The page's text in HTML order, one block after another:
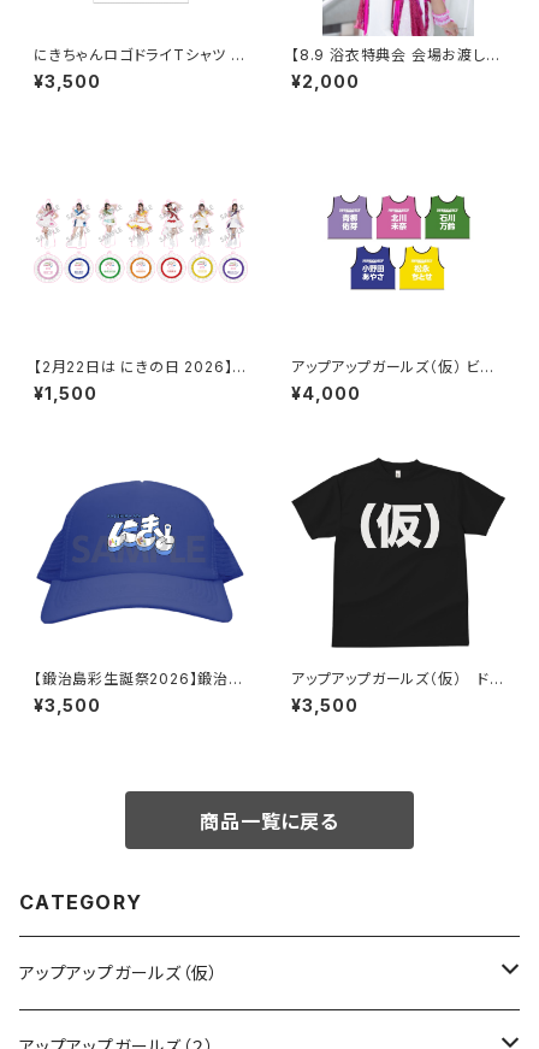
にきちゃんロゴドライTシャツ う
さぎさんver.
¥3,500
【8.9 浴衣特典会 会場お渡し限
定】渡辺未詩 アザーカットポー
トレート ※発送はいたしません
¥2,000
【2月22日は にきの日 2026】キ
ラプリ アクリルスタンドキーホル
ダー
¥1,500
アップアップガールズ（仮） ビブ
ス 2026ver.
¥4,000
【鍛治島彩生誕祭2026】鍛治島
にきちゃん キャップ
¥3,500
アップアップガールズ（仮） ドラ
イ（仮）Tシャツ
¥3,500
商品一覧に戻る
CATEGORY
アップアップガールズ（仮）
CD・DVD・Blu-ray